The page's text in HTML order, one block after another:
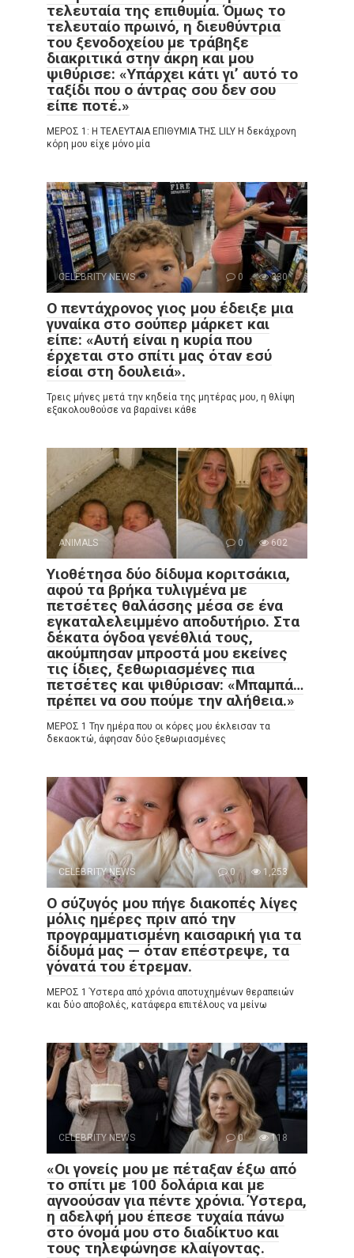
τελευταία της επιθυμία. Όμως το
τελευταίο πρωινό, η διευθύντρια
του ξενοδοχείου με τράβηξε
διακριτικά στην άκρη και μου
ψιθύρισε: «Υπάρχει κάτι γι’ αυτό το
ταξίδι που ο άντρας σου δεν σου
είπε ποτέ.»
ΜΕΡΟΣ 1: Η ΤΕΛΕΥΤΑΙΑ ΕΠΙΘΥΜΙΑ ΤΗΣ LILY Η δεκάχρονη
κόρη μου είχε μόνο μία
CELEBRITY NEWS 0 330
Ο πεντάχρονος γιος μου έδειξε μια
γυναίκα στο σούπερ μάρκετ και
είπε: «Αυτή είναι η κυρία που
έρχεται στο σπίτι μας όταν εσύ
είσαι στη δουλειά».
Τρεις μήνες μετά την κηδεία της μητέρας μου, η θλίψη
εξακολουθούσε να βαραίνει κάθε
ANIMALS 0 602
Υιοθέτησα δύο δίδυμα κοριτσάκια,
αφού τα βρήκα τυλιγμένα με
πετσέτες θαλάσσης μέσα σε ένα
εγκαταλελειμμένο αποδυτήριο. Στα
δέκατα όγδοα γενέθλιά τους,
ακούμπησαν μπροστά μου εκείνες
τις ίδιες, ξεθωριασμένες πια
πετσέτες και ψιθύρισαν: «Μπαμπά…
πρέπει να σου πούμε την αλήθεια.»
ΜΕΡΟΣ 1 Την ημέρα που οι κόρες μου έκλεισαν τα
δεκαοκτώ, άφησαν δύο ξεθωριασμένες
CELEBRITY NEWS 0 1,253
Ο σύζυγός μου πήγε διακοπές λίγες
μόλις ημέρες πριν από την
προγραμματισμένη καισαρική για τα
δίδυμά μας — όταν επέστρεψε, τα
γόνατά του έτρεμαν.
ΜΕΡΟΣ 1 Ύστερα από χρόνια αποτυχημένων θεραπειών
και δύο αποβολές, κατάφερα επιτέλους να μείνω
CELEBRITY NEWS 0 118
«Οι γονείς μου με πέταξαν έξω από
το σπίτι με 100 δολάρια και με
αγνοούσαν για πέντε χρόνια. Ύστερα,
η αδελφή μου έπεσε τυχαία πάνω
στο όνομά μου στο διαδίκτυο και
τους τηλεφώνησε κλαίγοντας.